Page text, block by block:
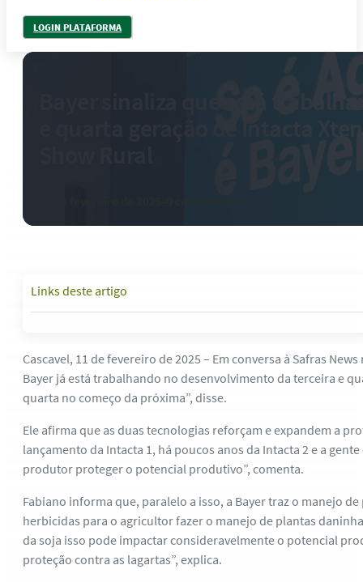
LOGIN PLATAFORMA
Links deste artigo
Cascavel, 11 de fevereiro de 2025 – Em conversa à Safras
Bayer já está trabalhando no desenvolvimento da terceira e
quarta no começo da próxima”, disse.
Ele afirma que as duas tecnologias reforçam e expandem a
lançamento da Intacta 1, há poucos anos da Intacta 2 e a
produtor proteger o potencial produtivo”, comenta.
Fabiano informa que, paralelo a isso, a Bayer traz o manejo
herbicidas para o agricultor fazer o manejo de plantas
da soja isso pode impactar consideravelmente o potencial
proteção contra as lagartas”, explica.